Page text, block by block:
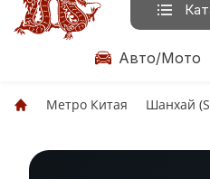
Авто/Мото
Метро Китая Шанхай